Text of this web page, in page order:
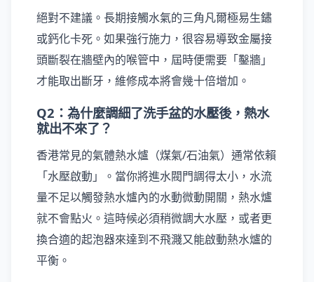
絕對不建議。長期接觸水氣的三角凡爾極易生鏽
或鈣化卡死。如果強行施力，很容易導致金屬接
頭斷裂在牆壁內的喉管中，屆時便需要「鑿牆」
才能取出斷牙，維修成本將會幾十倍增加。
Q2：為什麼調細了洗手盆的水壓後，熱水
就出不來了？
香港常見的氣體熱水爐（煤氣/石油氣）通常依賴
「水壓啟動」。當你將進水閥門調得太小，水流
量不足以觸發熱水爐內的水動微動開關，熱水爐
就不會點火。這時候必須稍微調大水壓，或者更
換合適的起泡器來達到不飛濺又能啟動熱水爐的
平衡。